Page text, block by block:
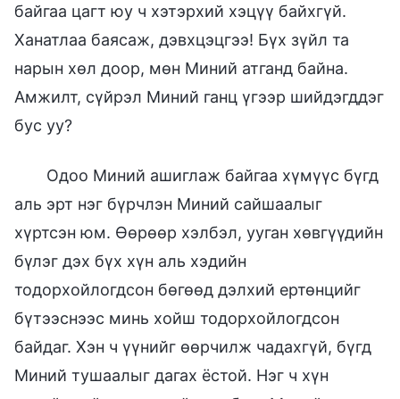
байгаа цагт юу ч хэтэрхий хэцүү байхгүй.
Ханатлаа баясаж, дэвхцэцгээ! Бүх зүйл та
нарын хөл доор, мөн Миний атганд байна.
Амжилт, сүйрэл Миний ганц үгээр шийдэгддэг
бус уу?
Одоо Миний ашиглаж байгаа хүмүүс бүгд
аль эрт нэг бүрчлэн Миний сайшаалыг
хүртсэн юм. Өөрөөр хэлбэл, ууган хөвгүүдийн
бүлэг дэх бүх хүн аль хэдийн
тодорхойлогдсон бөгөөд дэлхий ертөнцийг
бүтээснээс минь хойш тодорхойлогдсон
байдаг. Хэн ч үүнийг өөрчилж чадахгүй, бүгд
Миний тушаалыг дагах ёстой. Нэг ч хүн